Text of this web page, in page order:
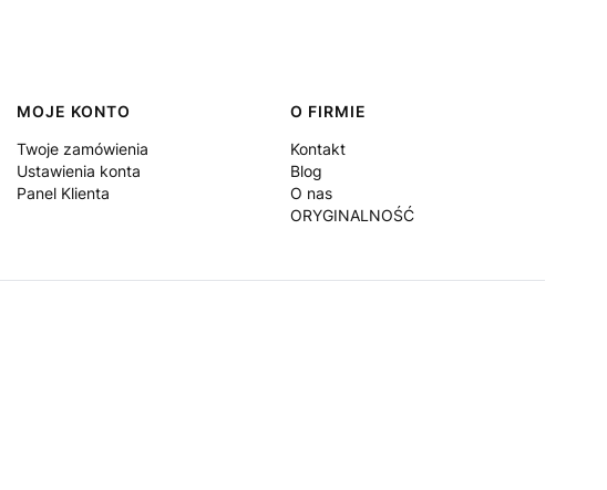
MOJE KONTO
Twoje zamówienia
Ustawienia konta
Panel Klienta
O FIRMIE
Kontakt
Blog
O nas
ORYGINALNOŚĆ